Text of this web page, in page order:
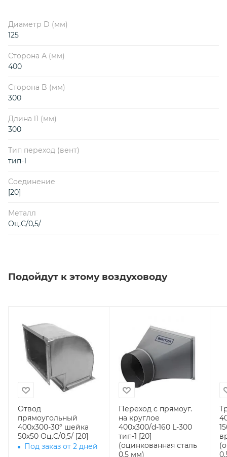
Диаметр D (мм)
125
Сторона А (мм)
400
Сторона B (мм)
300
Длина l1 (мм)
300
Тип переход (вент)
тип-1
Соединение
[20]
Металл
Оц.С/0,5/
Подойдут к этому воздуховоду
Отвод
прямоугольный
400х300-30° шейка
50х50 Оц.С/0,5/ [20]
Под заказ от 2 дней
Переход с прямоуг.
на круглое
400х300/d-160 L-300
тип-1 [20]
(оцинкованная сталь
0,5 мм)